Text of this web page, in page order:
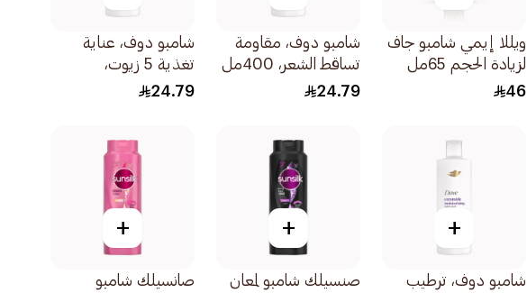
ويللا إيمي شامبو جاف
لزيادة الحجم 65مل
46
شامبو دوف، مقاومة
تساقط الشعر، 400مل
24.79
شامبو دوف، عناية
تغذية 5 زيوت،
400مل
24.79
+
شامبو دوف، ترطيب
+
صنسيلك شامبو لمعان
+
صانسيلك شامبو